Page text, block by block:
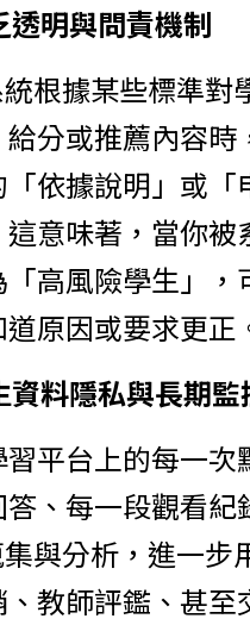
透明與問責機制
根據某些標準對
分或推薦內容時
依據說明」或「
意味著，當你被
高風險學生」，
原因或要求更正
資料隱私與長期監
平台上的每一次
、每一段觀看紀
與分析，進一步
教師評鑑、甚至